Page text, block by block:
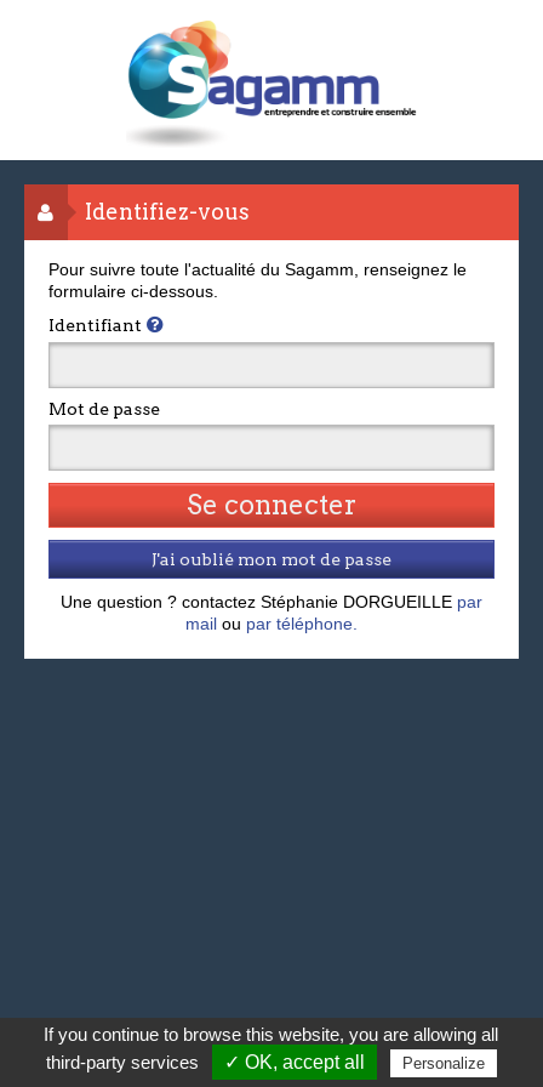
Identifiez-vous
Pour suivre toute l'actualité du Sagamm, renseignez le
formulaire ci-dessous.
Identifiant
Mot de passe
J'ai oublié mon mot de passe
Une question ? contactez Stéphanie DORGUEILLE par
mail ou par téléphone.
If you continue to browse this website, you are allowing all
third-party services
✓ OK, accept all Personalize